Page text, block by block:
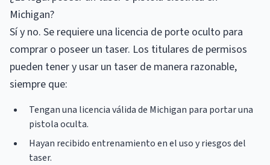
Michigan?
Sí y no. Se requiere una licencia de porte oculto para
comprar o poseer un taser. Los titulares de permisos
pueden tener y usar un taser de manera razonable,
siempre que:
Tengan una licencia válida de Michigan para portar una
pistola oculta.
Hayan recibido entrenamiento en el uso y riesgos del
taser.